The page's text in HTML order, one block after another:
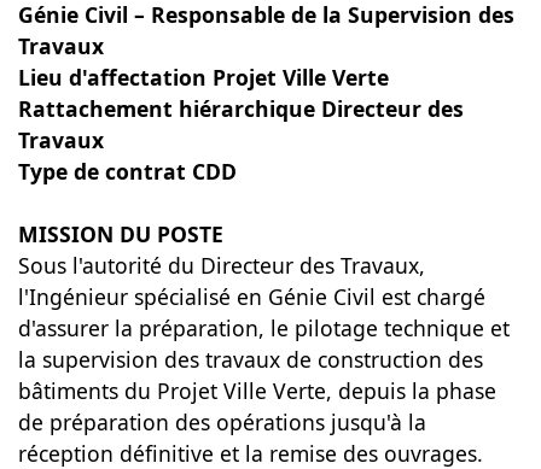
Génie Civil – Responsable de la Supervision des
Travaux
Lieu d'affectation Projet Ville Verte
Rattachement hiérarchique Directeur des
Travaux
Type de contrat CDD
MISSION DU POSTE
Sous l'autorité du Directeur des Travaux,
l'Ingénieur spécialisé en Génie Civil est chargé
d'assurer la préparation, le pilotage technique et
la supervision des travaux de construction des
bâtiments du Projet Ville Verte, depuis la phase
de préparation des opérations jusqu'à la
réception définitive et la remise des ouvrages.